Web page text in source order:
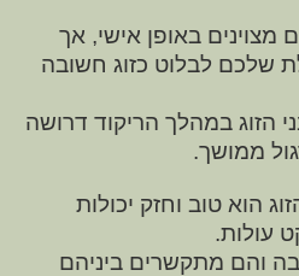
מצוינים באופן אישי, אך
שלכם לבלוט כזוג חשובה
הזוג במהלך הריקוד דרושה
ממושך.
הוא טוב וחזק יכולות
עולות.
והם מתקשרים ביניהם